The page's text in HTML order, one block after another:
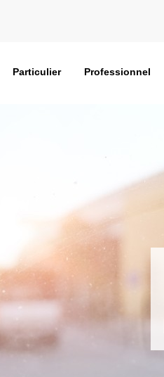
Particulier Professionnel